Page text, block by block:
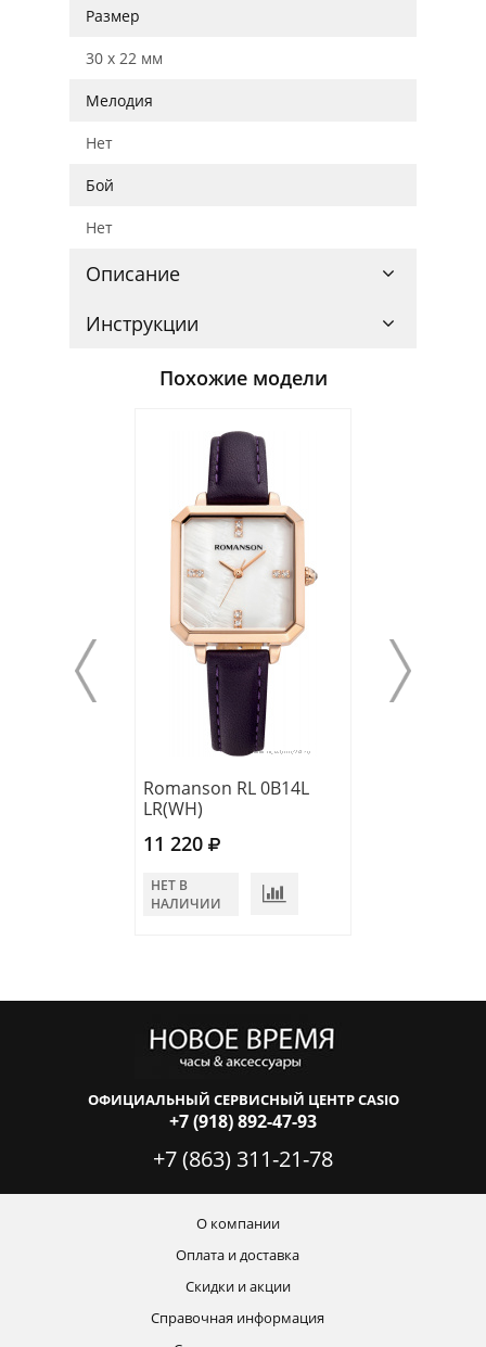
Размер
30 x 22 мм
Мелодия
Нет
Бой
Нет
Описание
Инструкции
Похожие модели
Romanson RL 0B14L
LR(WH)
11 220
НЕТ В
НАЛИЧИИ
ОФИЦИАЛЬНЫЙ СЕРВИСНЫЙ ЦЕНТР CASIO
+7 (918) 892-47-93
+7 (863) 311-21-78
О компании
Оплата и доставка
Скидки и акции
Справочная информация